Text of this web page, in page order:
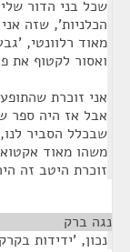
שכל בני הדור
הכלניות', שזה
מאוד רלוונטי,
ואסור לקטוף את
אני זוכרת
אבל אז היה ספר
שבכלל הסביר
משהו מאוד
זוכרת היטב זה
נגה ברק
נכון, 'ידידות